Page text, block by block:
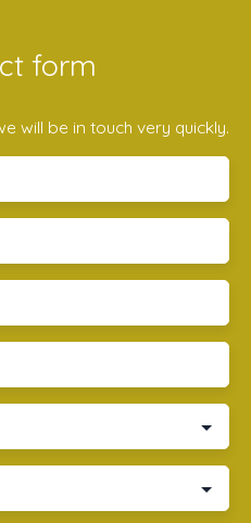
form
will be in touch very quickly.